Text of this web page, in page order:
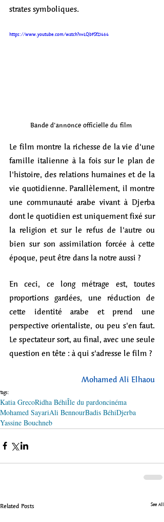
strates symboliques.
https://www.youtube.com/watch?v=LQbFSfZJ464
Bande d'annonce officielle du film
Le film montre la richesse de la vie d'une
famille italienne à la fois sur le plan de
l'histoire, des relations humaines et de la
vie quotidienne. Parallèlement, il montre
une communauté arabe vivant à Djerba
dont le quotidien est uniquement fixé sur
la religion et sur le refus de l'autre ou
bien sur son assimilation forcée à cette
époque, peut être dans la notre aussi ?
En ceci, ce long métrage est, toutes
proportions gardées, une réduction de
cette identité arabe et prend une
perspective orientaliste, ou peu s'en faut.
Le spectateur sort, au final, avec une seule
question en tête : à qui s'adresse le film ?
Mohamed Ali Elhaou
Tags:
Katia GrecoRidha BéhiÎle du pardoncinéma
Mohamed SayariAli BennourBadis BéhiDjerba
Yassine Bouchneb
Related Posts See All